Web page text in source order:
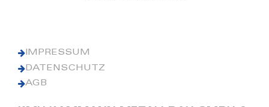
IMPRESSUM
DATENSCHUTZ
AGB